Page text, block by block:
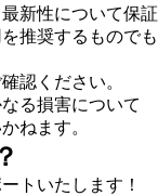
新性について保証
推奨するものでも
認ください。
る損害について
ねます。
トいたします！